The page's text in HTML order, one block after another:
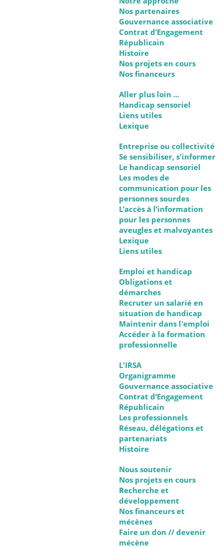
Nos partenaires
Gouvernance associative
Contrat d’Engagement
Républicain
Histoire
Nos projets en cours
Nos financeurs
Aller plus loin ...
Handicap sensoriel
Liens utiles
Lexique
Entreprise ou collectivité
Se sensibiliser, s'informer
Le handicap sensoriel
Les modes de
communication pour les
personnes sourdes
L’accès à l’information
pour les personnes
aveugles et malvoyantes
Lexique
Liens utiles
Emploi et handicap
Obligations et
démarches
Recruter un salarié en
situation de handicap
Maintenir dans l'emploi
Accéder à la formation
professionnelle
L'IRSA
Organigramme
Gouvernance associative
Contrat d’Engagement
Républicain
Les professionnels
Réseau, délégations et
partenariats
Histoire
Nous soutenir
Nos projets en cours
Recherche et
développement
Nos financeurs et
mécènes
Faire un don // devenir
mécène